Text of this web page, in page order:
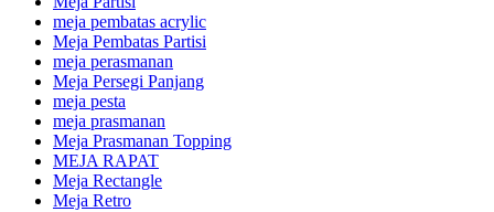
meja pembatas acrylic
Meja Pembatas Partisi
meja perasmanan
Meja Persegi Panjang
meja pesta
meja prasmanan
Meja Prasmanan Topping
MEJA RAPAT
Meja Rectangle
Meja Retro